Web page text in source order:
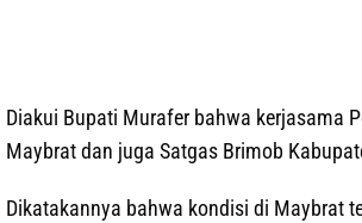
Diakui Bupati Murafer bahwa kerjasama
Maybrat dan juga Satgas Brimob
Dikatakannya bahwa kondisi di Maybrat